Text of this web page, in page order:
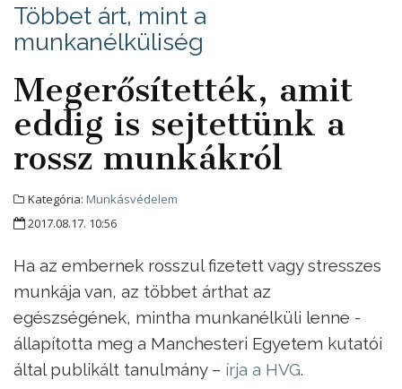
Többet árt, mint a
munkanélküliség
Megerősítették, amit
eddig is sejtettünk a
rossz munkákról
Kategória: Munkásvédelem
2017.08.17. 10:56
Ha az embernek rosszul fizetett vagy stresszes
munkája van, az többet árthat az
egészségének, mintha munkanélküli lenne -
állapította meg a Manchesteri Egyetem kutatói
által publikált tanulmány – írja a HVG.